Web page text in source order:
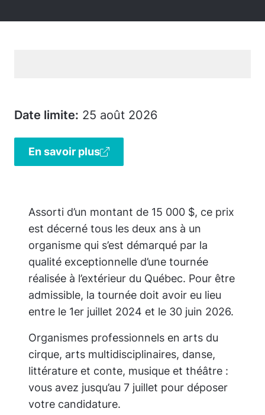
Date limite: 25 août 2026
En savoir plus
Assorti d’un montant de 15 000 $, ce prix
est décerné tous les deux ans à un
organisme qui s’est démarqué par la
qualité exceptionnelle d’une tournée
réalisée à l’extérieur du Québec. Pour être
admissible, la tournée doit avoir eu lieu
entre le 1er juillet 2024 et le 30 juin 2026.
Organismes professionnels en arts du
cirque, arts multidisciplinaires, danse,
littérature et conte, musique et théâtre :
vous avez jusqu’au 7 juillet pour déposer
votre candidature.